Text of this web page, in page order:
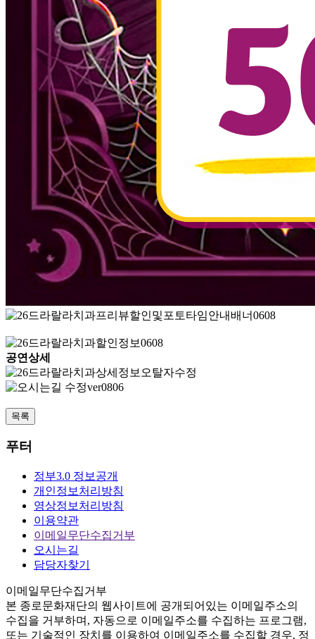
공연상세
목록
푸터
정부3.0 정보공개
개인정보처리방침
영상정보처리방침
이용약관
이메일무단수집거부
오시는길
담당자찾기
이메일무단수집거부
본 종로문화재단의 웹사이트에 공개되어있는 이메일주소의
수집을 거부하며, 자동으로 이메일주소를 수집하는 프로그램,
또는 기술적인 장치를 이용하여 이메일주소를 수집할 경우, 정